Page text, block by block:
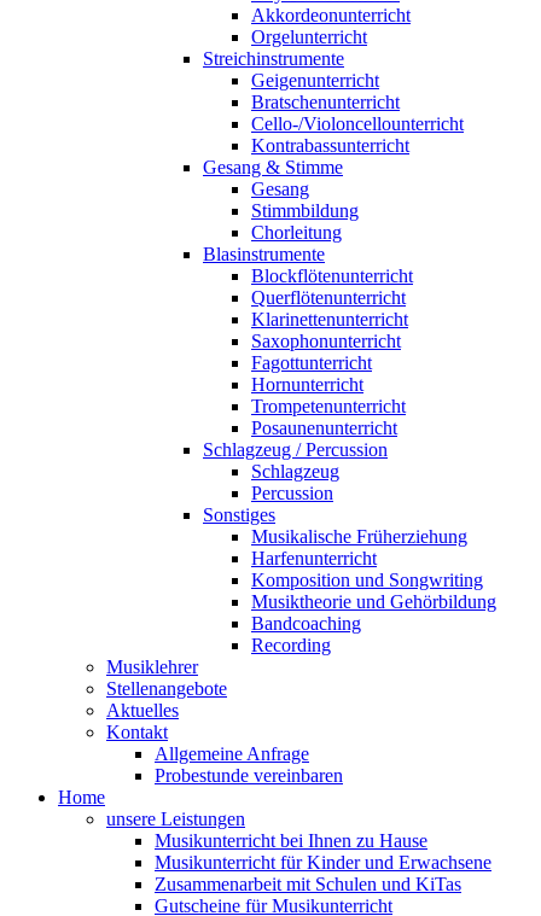
Akkordeonunterricht
Orgelunterricht
Streichinstrumente
Geigenunterricht
Bratschenunterricht
Cello-/Violoncellounterricht
Kontrabassunterricht
Gesang & Stimme
Gesang
Stimmbildung
Chorleitung
Blasinstrumente
Blockflötenunterricht
Querflötenunterricht
Klarinettenunterricht
Saxophonunterricht
Fagottunterricht
Hornunterricht
Trompetenunterricht
Posaunenunterricht
Schlagzeug / Percussion
Schlagzeug
Percussion
Sonstiges
Musikalische Früherziehung
Harfenunterricht
Komposition und Songwriting
Musiktheorie und Gehörbildung
Bandcoaching
Recording
Musiklehrer
Stellenangebote
Aktuelles
Kontakt
Allgemeine Anfrage
Probestunde vereinbaren
Home
unsere Leistungen
Musikunterricht bei Ihnen zu Hause
Musikunterricht für Kinder und Erwachsene
Zusammenarbeit mit Schulen und KiTas
Gutscheine für Musikunterricht